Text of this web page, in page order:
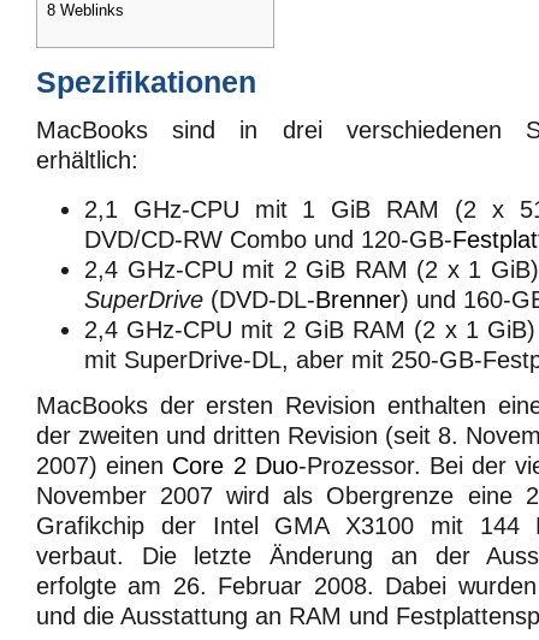
8 Weblinks
Spezifikationen
MacBooks sind in drei verschiedenen
erhältlich:
2,1 GHz-CPU mit 1 GiB RAM (2 x
DVD/CD-RW Combo und 120-GB-
2,4 GHz-CPU mit 2 GiB RAM (2 x 1
SuperDrive (DVD-DL-Brenner) und 160-
2,4 GHz-CPU mit 2 GiB RAM (2 x 1
mit SuperDrive-DL, aber mit 250-GB-
MacBooks der ersten Revision enthalten
der zweiten und dritten Revision (seit 8.
2007) einen Core 2 Duo-Prozessor. Bei der
November 2007 wird als Obergrenze eine
Grafikchip der Intel GMA X3100 mit 144
verbaut. Die letzte Änderung an der
erfolgte am 26. Februar 2008. Dabei
und die Ausstattung an RAM und